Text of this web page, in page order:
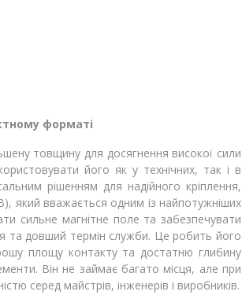
форматі
товщину для досягнення високої сили
його як у технічних, так і в
рішенням для надійного кріплення,
який вважається одним із найпотужніших
сильне магнітне поле та забезпечувати
та довший термін служби. Це робить його
площу контакту та достатню глибину
Він не займає багато місця, але при
серед майстрів, інженерів і виробників.